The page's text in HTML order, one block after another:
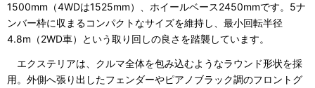
1500mm（4WDは1525mm）、ホイールベース2450mmです。5ナ
ンバー枠に収まるコンパクトなサイズを維持し、最小回転半径
4.8m（2WD車）という取り回しの良さを踏襲しています。
エクステリアは、クルマ全体を包み込むようなラウンド形状を採
用。外側へ張り出したフェンダーやピアノブラック調のフロントグ